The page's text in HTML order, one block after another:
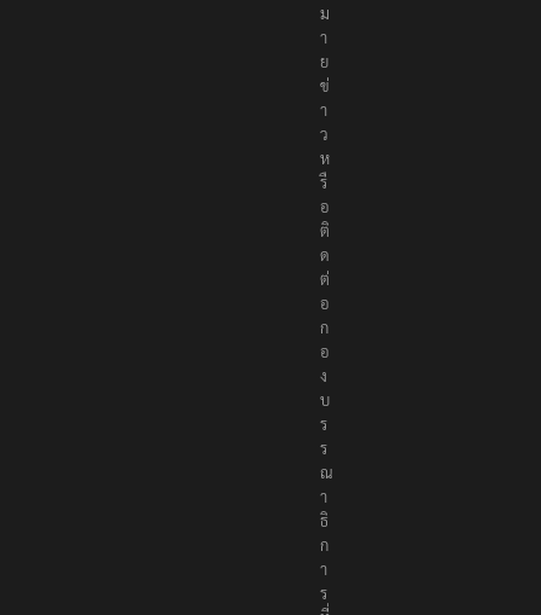
ม
า
ย
ข่
า
ว
ห
รื
อ
ติ
ด
ต่
อ
ก
อ
ง
บ
ร
ร
ณ
า
ธิ
ก
า
ร